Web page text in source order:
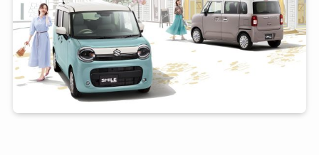
カーリース：選べるプラン
カーリース：ローンと比較
会社概要
お問い合わせ
\ご相談・お見積もりお気軽に/